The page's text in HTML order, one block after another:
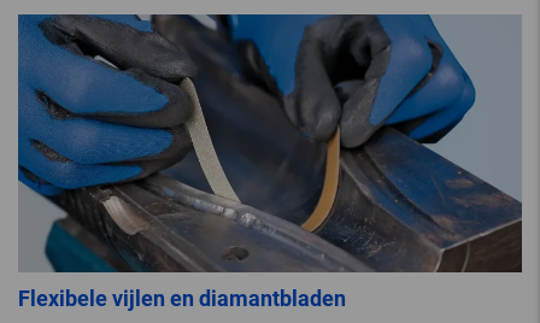
Flexibele vijlen en diamantbladen